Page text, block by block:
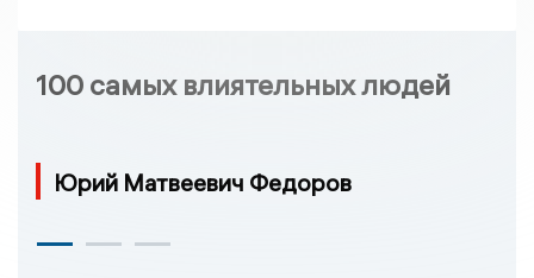
100 самых влиятельных людей
Юрий Матвеевич Федоров